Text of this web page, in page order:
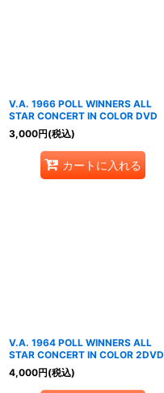
V.A. 1966 POLL WINNERS ALL
STAR CONCERT IN COLOR DVD
3,000円(税込)
カートに入れる
V.A. 1964 POLL WINNERS ALL
STAR CONCERT IN COLOR 2DVD
4,000円(税込)